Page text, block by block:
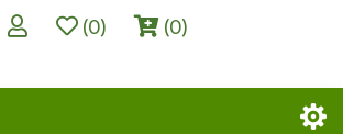
(0) (0)